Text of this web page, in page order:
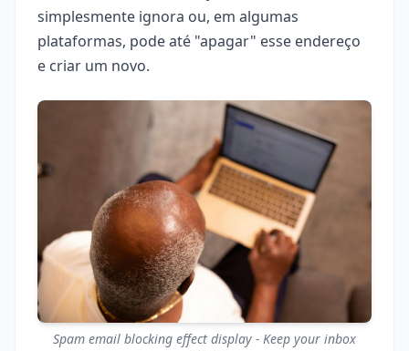
simplesmente ignora ou, em algumas
plataformas, pode até "apagar" esse endereço
e criar um novo.
Spam email blocking effect display - Keep your inbox